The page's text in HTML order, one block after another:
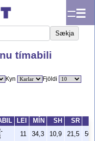
☰
Sækja
tímabili
Kyn Fjöldi
LEI MÍN SH SR
11 34,3 10,9 21,5